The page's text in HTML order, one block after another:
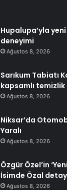
Hupalupa’yla
deneyimi
Ağustos 8, 2026
Sarıkum Tabiatı
kapsamlı temizlik
Ağustos 8, 2026
Niksar’da
Yaralı
Ağustos 8, 2026
Özgür Özel’in
İsimde Özal
Ağustos 8, 2026